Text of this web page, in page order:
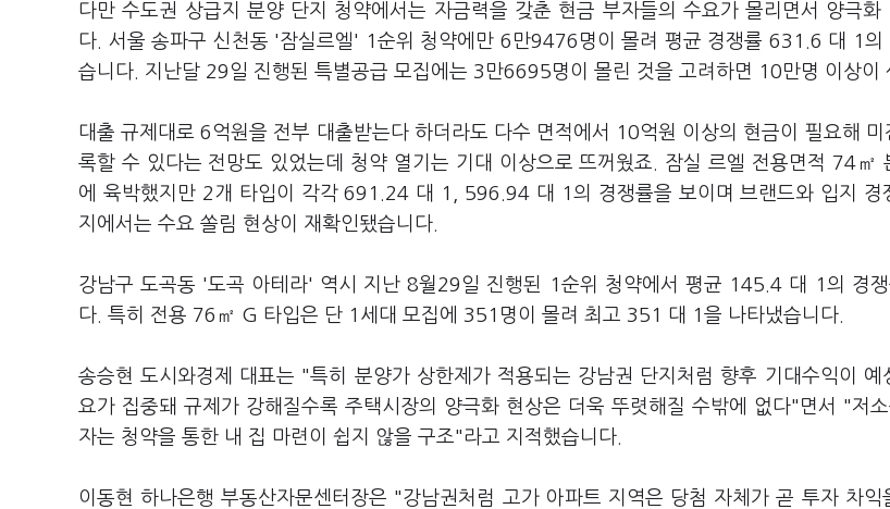
다만 수도권 상급지 분양 단지 청약에서는 자금력을 갖춘 현금 부자들의 수요가 몰리면서 양극화
다. 서울 송파구 신천동 '잠실르엘' 1순위 청약에만 6만9476명이 몰려 평균 경쟁률 631.6 대 1의
습니다. 지난달 29일 진행된 특별공급 모집에는 3만6695명이 몰린 것을 고려하면 10만명 이상이
대출 규제대로 6억원을 전부 대출받는다 하더라도 다수 면적에서 10억원 이상의 현금이 필요해 미
록할 수 있다는 전망도 있었는데 청약 열기는 기대 이상으로 뜨꺼웠죠. 잠실 르엘 전용면적 74㎡
에 육박했지만 2개 타입이 각각 691.24 대 1, 596.94 대 1의 경쟁률을 보이며 브랜드와 입지 경
지에서는 수요 쏠림 현상이 재확인됐습니다.
강남구 도곡동 '도곡 아테라' 역시 지난 8월29일 진행된 1순위 청약에서 평균 145.4 대 1의 경쟁
다. 특히 전용 76㎡ G 타입은 단 1세대 모집에 351명이 몰려 최고 351 대 1을 나타냈습니다.
송승현 도시와경제 대표는 "특히 분양가 상한제가 적용되는 강남권 단지처럼 향후 기대수익이 예
요가 집중돼 규제가 강해질수록 주택시장의 양극화 현상은 더욱 뚜렷해질 수밖에 없다"면서 "저
자는 청약을 통한 내 집 마련이 쉽지 않을 구조"라고 지적했습니다.
이동현 하나은행 부동산자문센터장은 "강남권처럼 고가 아파트 지역은 당첨 자체가 곧 투자 차익